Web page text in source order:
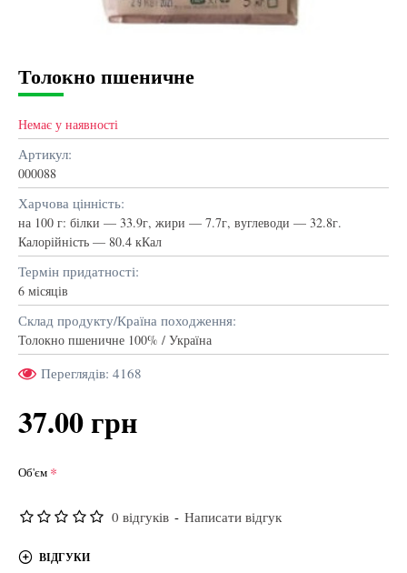
Толокно пшеничне
Немає у наявності
Артикул:
000088
Харчова цінність:
на 100 г: білки — 33.9г, жири — 7.7г, вуглеводи — 32.8г.
Калорійність — 80.4 кКал
Термін придатності:
6 місяців
Склад продукту/Країна походження:
Толокно пшеничне 100% / Україна
Переглядів: 4168
0 відгуків - Написати відгук
37.00 грн
Об'єм
ВІДГУКИ